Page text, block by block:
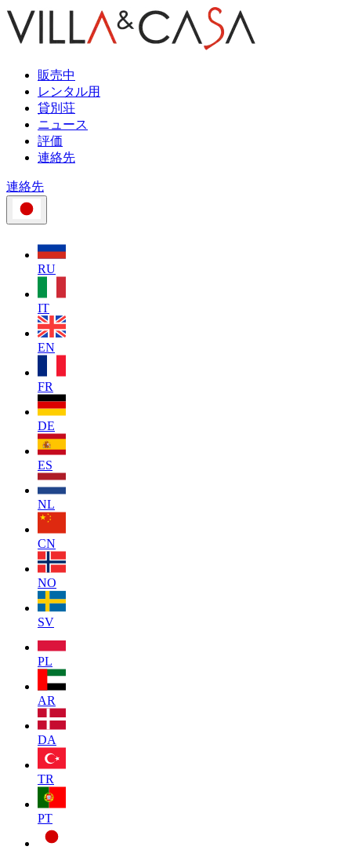
販売中
レンタル用
貸別荘
ニュース
評価
連絡先
連絡先
RU
IT
EN
FR
DE
ES
NL
CN
NO
SV
PL
AR
DA
TR
PT